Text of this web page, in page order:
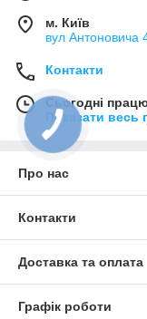
м. Київ
вул Антоновича
Контакти
Сьогодні
Показати весь
Про нас
Контакти
Доставка та оплата
Графік роботи